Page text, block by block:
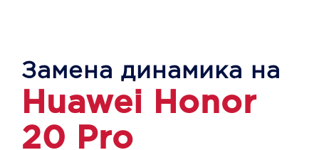
Замена динамика на
Huawei Honor
20 Pro